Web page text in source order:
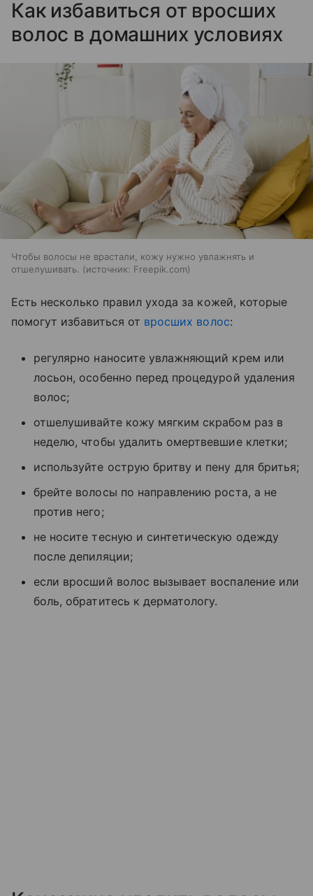
Как избавиться от вросших
волос в домашних условиях
Чтобы волосы не врастали, кожу нужно увлажнять и
отшелушивать.
источник: Freepik.com
Есть несколько правил ухода за кожей, которые
помогут избавиться от вросших волос:
регулярно наносите увлажняющий крем или
лосьон, особенно перед процедурой удаления
волос;
отшелушивайте кожу мягким скрабом раз в
неделю, чтобы удалить омертвевшие клетки;
используйте острую бритву и пену для бритья;
брейте волосы по направлению роста, а не
против него;
не носите тесную и синтетическую одежду
после депиляции;
если вросший волос вызывает воспаление или
боль, обратитесь к дерматологу.